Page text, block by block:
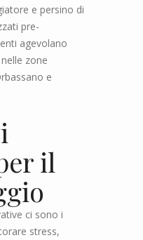
e persino di
pre-
agevolano
zone
e
il
ci sono i
stress,